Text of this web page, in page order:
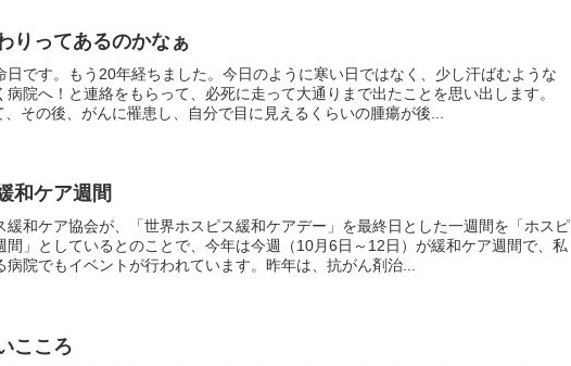
りってあるのかなぁ
日です。もう20年経ちました。今日のように寒い日ではなく、少し汗ばむような
病院へ！と連絡をもらって、必死に走って大通りまで出たことを思い出します。
、その後、がんに罹患し、自分で目に見えるくらいの腫瘍が後...
和ケア週間
緩和ケア協会が、「世界ホスピス緩和ケアデー」を最終日とした一週間を「ホスピ
間」としているとのことで、今年は今週（10月6日～12日）が緩和ケア週間で、私
病院でもイベントが行われています。昨年は、抗がん剤治...
こころ